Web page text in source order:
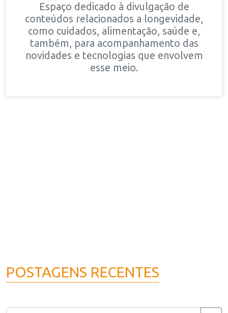
Espaço dedicado à divulgação de
conteúdos relacionados a longevidade,
como cuidados, alimentação, saúde e,
também, para acompanhamento das
novidades e tecnologias que envolvem
esse meio.
POSTAGENS RECENTES